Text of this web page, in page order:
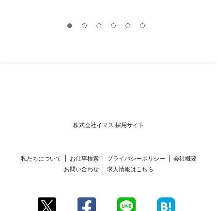
株式会社イマス 採用サイト
私たちについて お仕事検索 プライバシーポリシー
会社概要
お問い合わせ
求人情報はこちら